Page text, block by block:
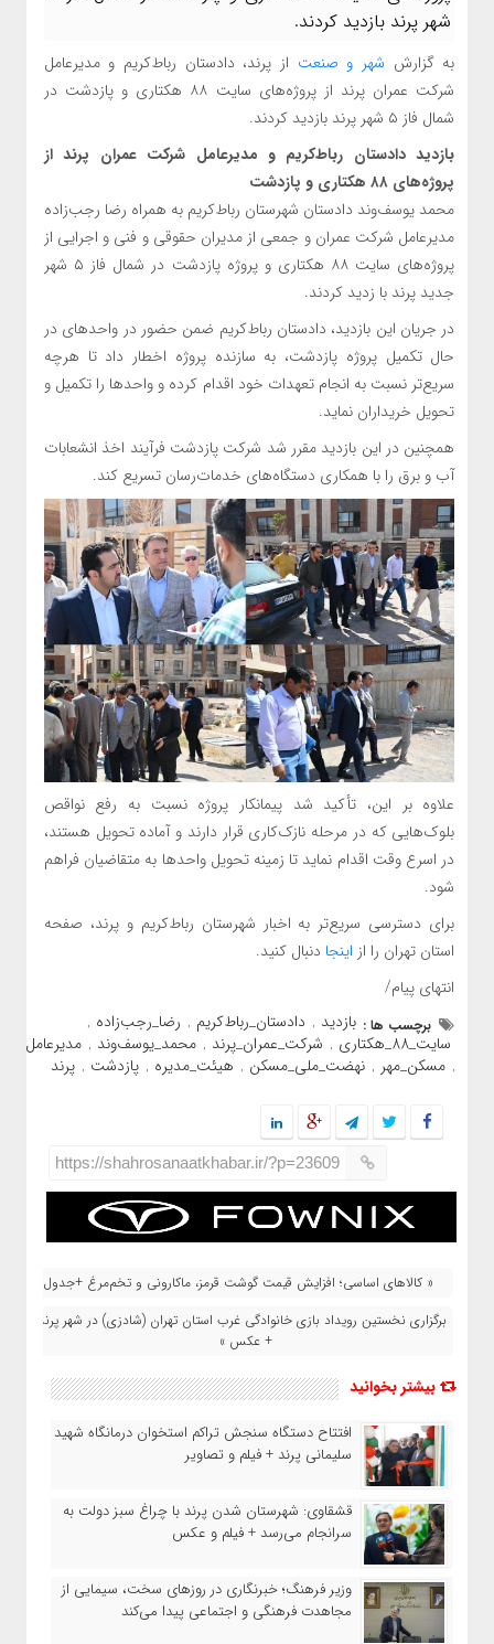
شهر پرند بازدید کردند.
به گزارش شهر و صنعت از پرند، دادستان رباط‌کریم و مدیرعامل
شرکت عمران پرند از پروژه‌های سایت ۸۸ هکتاری و پازدشت در
شمال فاز ۵ شهر پرند بازدید کردند.
بازدید دادستان رباط‌کریم و مدیرعامل شرکت عمران پرند از
پروژه‌های ۸۸ هکتاری و پازدشت
محمد یوسف‌وند دادستان شهرستان رباط‌کریم به همراه رضا رجب‌زاده
مدیرعامل شرکت عمران و جمعی از مدیران حقوقی و فنی و اجرایی از
پروژه‌های سایت ۸۸ هکتاری و پروژه پازدشت در شمال فاز ۵ شهر
جدید پرند با زدید کردند.
در جریان این بازدید، دادستان رباط‌کریم ضمن حضور در واحدهای در
حال تکمیل پروژه پازدشت، به سازنده پروژه اخطار داد تا هرچه
سریع‌تر نسبت به انجام تعهدات خود اقدام کرده و واحدها را تکمیل و
تحویل خریداران نماید.
همچنین در این بازدید مقرر شد شرکت پازدشت فرآیند اخذ انشعابات
آب و برق را با همکاری دستگاه‌های خدمات‌رسان تسریع کند.
علاوه بر این، تأکید شد پیمانکار پروژه نسبت به رفع نواقص
بلوک‌هایی که در مرحله نازک‌کاری قرار دارند و آماده تحویل هستند،
در اسرع وقت اقدام نماید تا زمینه تحویل واحدها به متقاضیان فراهم
شود.
برای دسترسی سریع‌تر به اخبار شهرستان رباط‌کریم و پرند، صفحه
استان تهران را از اینجا دنبال کنید.
انتهای پیام/
برچسب ها : بازدید , دادستان_رباط‌کریم , رضا_رجب‌زاده ,
سایت_88_هکتاری , شرکت_عمران_پرند , محمد_یوسف‌وند , مدیرعامل
, مسکن_مهر , نهضت_ملی_مسکن , هیئت_مدیره , پازدشت , پرند
https://shahrosanaatkhabar.ir/?p=23609
« کالاهای اساسی؛ افزایش قیمت گوشت قرمز، ماکارونی و تخم‌مرغ +جدول
برگزاری نخستین رویداد بازی خانوادگی غرب استان تهران (شادزی) در شهر پرند
+ عکس »
بیشتر بخوانید
افتتاح دستگاه سنجش تراکم استخوان درمانگاه شهید
سلیمانی پرند + فیلم و تصاویر
قشقاوی: شهرستان شدن پرند با چراغ سبز دولت به
سرانجام می‌رسد + فیلم و عکس
وزیر فرهنگ؛ خبرنگاری در روزهای سخت، سیمایی از
مجاهدت فرهنگی و اجتماعی پیدا می‌کند